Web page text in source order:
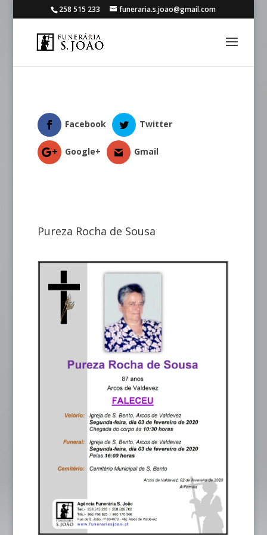
258 515 233 funeraria.s.joao@gmail.com
Facebook Twitter
Google+ Gmail
Pureza Rocha de Sousa